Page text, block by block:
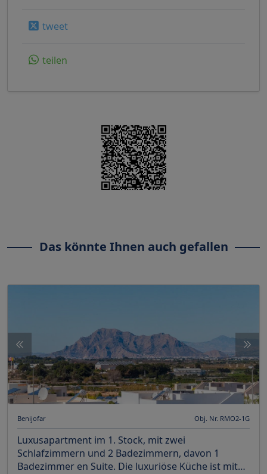
tweet
teilen
Das könnte Ihnen auch gefallen
Benijofar Obj. Nr. RMO2-1G
Luxusapartment im 1. Stock, mit zwei
Schlafzimmern und 2 Badezimmern, davon 1
Badezimmer en Suite. Die luxuriöse Küche ist mit